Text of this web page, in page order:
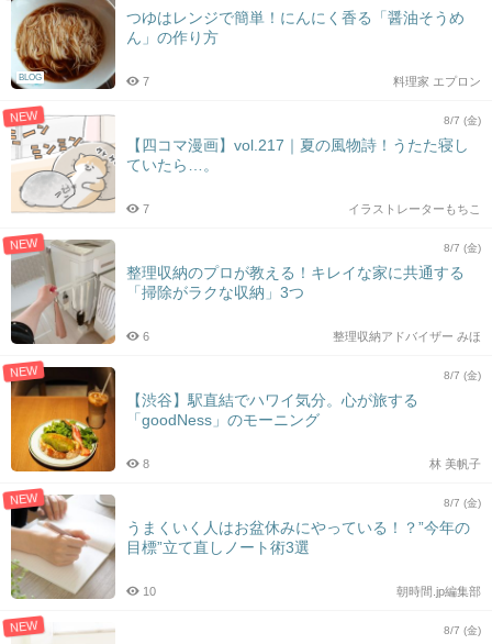
BLOG
つゆはレンジで簡単！にんにく香る「醤油そうめ
ん」の作り方
料理家 エプロン
7
NEW 8/7 (金)
【四コマ漫画】vol.217｜夏の風物詩！うたた寝し
ていたら…。
イラストレーターもちこ
7
NEW 8/7 (金)
整理収納のプロが教える！キレイな家に共通する
「掃除がラクな収納」3つ
整理収納アドバイザー みほ
6
NEW 8/7 (金)
【渋谷】駅直結でハワイ気分。心が旅する
「goodNess」のモーニング
林 美帆子
8
NEW 8/7 (金)
うまくいく人はお盆休みにやっている！？”今年の
目標”立て直しノート術3選
朝時間.jp編集部
10
NEW 8/7 (金)